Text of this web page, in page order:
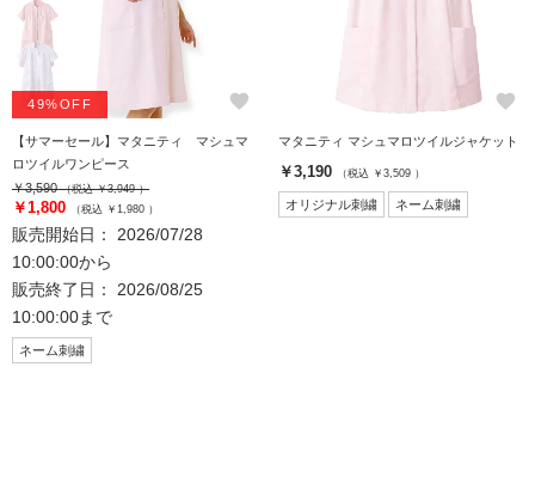
49%OFF favorite
【サマーセール】マタニティ マシュマ
ロツイルワンピース
￥3,590（税込 ￥3,949 ）
￥1,800 （税込 ￥1,980 ）
販売開始日： 2026/07/28
10:00:00から
販売終了日： 2026/08/25
10:00:00まで
ネーム刺繍
favorite
マタニティ マシュマロツイルジャケット
￥3,190 （税込 ￥3,509 ）
オリジナル刺繍 ネーム刺繍